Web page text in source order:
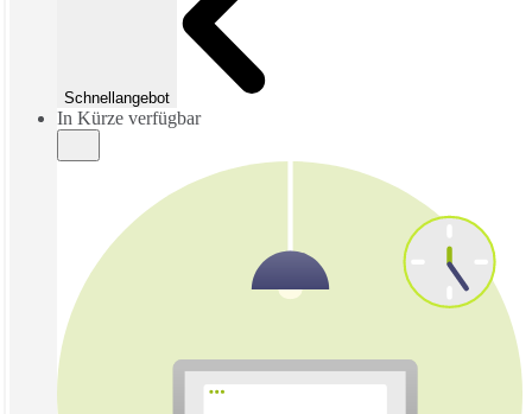
Schnellangebot
In Kürze verfügbar